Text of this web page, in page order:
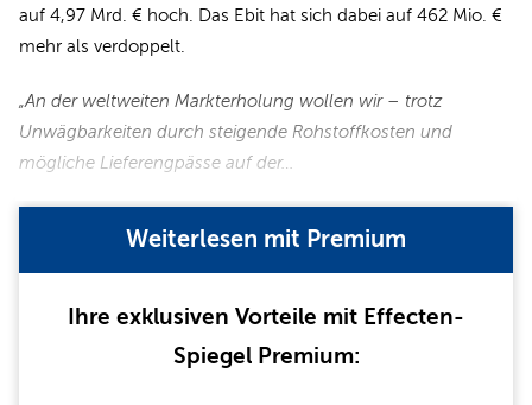
auf 4,97 Mrd. € hoch. Das Ebit hat sich dabei auf 462 Mio. €
mehr als verdoppelt.
„An der weltweiten Markterholung wollen wir – trotz
Unwägbarkeiten durch steigende Rohstoffkosten und
mögliche Lieferengpässe auf der…
Weiterlesen mit Premium
Ihre exklusiven Vorteile mit Effecten-
Spiegel Premium: